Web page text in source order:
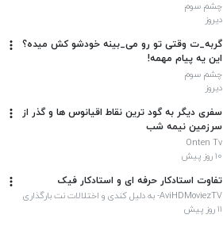
چشم سوم
دیروز
گربه_ت وقتی تو رو می_بینه خودشو کش میده؟
این یه پیام مهمه!
چشم سوم
دیروز
سفری دیگر به گود ترین نقاط اقیانوس ها و گذر از
سرزمین نیمه شب
Onten Tv
۱۰ روز پیش
تفاوت استادکار حرفه ای و استادکار فیک
AviHDMoviezTV- به دلیل کندی و اختلالات نت بارگذاری
کامل نمیشه سایت های ما در حال بروزرسانی
۱۱ روز پیش